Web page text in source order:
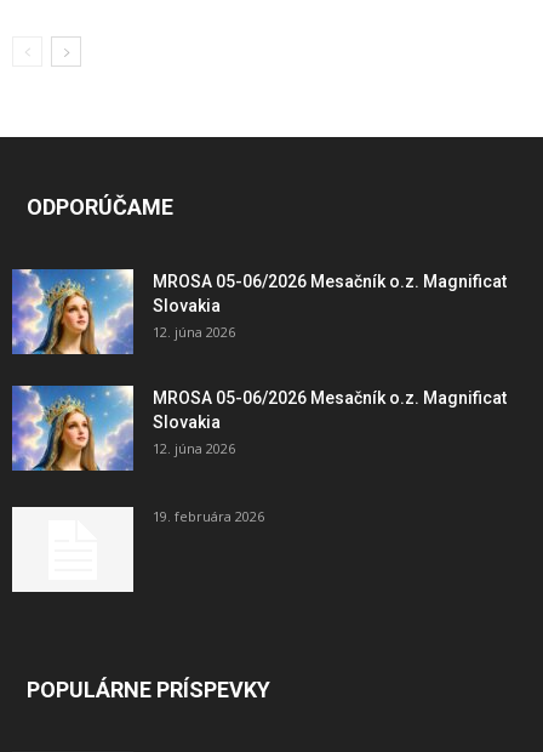
ODPORÚČAME
MROSA 05-06/2026 Mesačník o.z. Magnificat
Slovakia
12. júna 2026
MROSA 05-06/2026 Mesačník o.z. Magnificat
Slovakia
12. júna 2026
19. februára 2026
POPULÁRNE PRÍSPEVKY